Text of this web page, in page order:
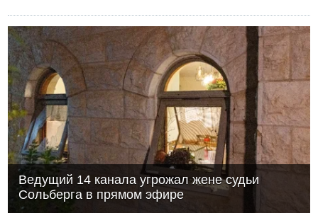
журналисты и блогеры обрушились с яростными
нападками на Белый дом, вызвав жесткую отповедь
со стороны вице-президента США Джей Ди Вэнса.
Ведущий 14 канала угрожал жене судьи
Сольберга в прямом эфире